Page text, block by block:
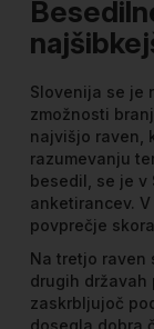
Slovenija se je
zmožnosti
najvišjo raven,
razumevanju
besedil, se je v
anketirancev.
povprečje
Na tretjo raven
drugih državah
zaskrbljujoč
dosegla dobra